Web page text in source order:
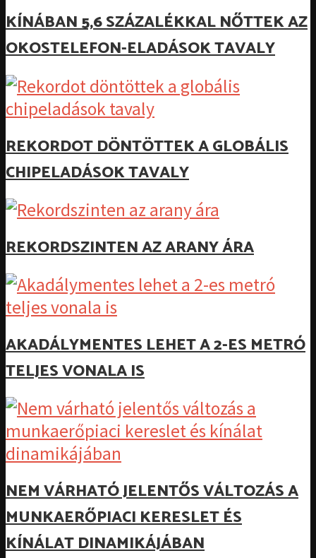
KÍNÁBAN 5,6 SZÁZALÉKKAL NŐTTEK AZ
OKOSTELEFON-ELADÁSOK TAVALY
REKORDOT DÖNTÖTTEK A GLOBÁLIS
CHIPELADÁSOK TAVALY
REKORDSZINTEN AZ ARANY ÁRA
AKADÁLYMENTES LEHET A 2-ES METRÓ
TELJES VONALA IS
NEM VÁRHATÓ JELENTŐS VÁLTOZÁS A
MUNKAERŐPIACI KERESLET ÉS
KÍNÁLAT DINAMIKÁJÁBAN